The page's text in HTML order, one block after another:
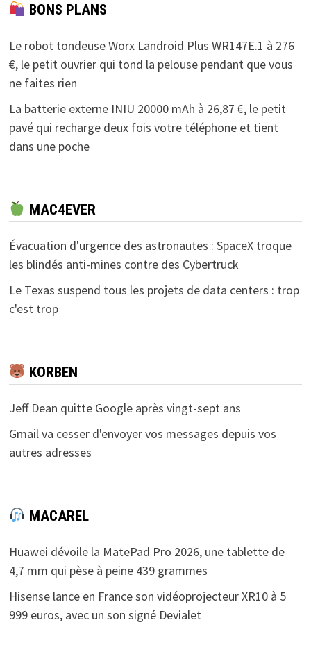
BONS PLANS
Le robot tondeuse Worx Landroid Plus WR147E.1 à 276
€, le petit ouvrier qui tond la pelouse pendant que vous
ne faites rien
La batterie externe INIU 20000 mAh à 26,87 €, le petit
pavé qui recharge deux fois votre téléphone et tient
dans une poche
MAC4EVER
Évacuation d'urgence des astronautes : SpaceX troque
les blindés anti-mines contre des Cybertruck
Le Texas suspend tous les projets de data centers : trop
c'est trop
KORBEN
Jeff Dean quitte Google après vingt-sept ans
Gmail va cesser d'envoyer vos messages depuis vos
autres adresses
MACAREL
Huawei dévoile la MatePad Pro 2026, une tablette de
4,7 mm qui pèse à peine 439 grammes
Hisense lance en France son vidéoprojecteur XR10 à 5
999 euros, avec un son signé Devialet